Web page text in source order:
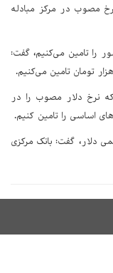
نرخ مصوب در مرکز مبادله
را تامین می‌کنیم، گفت:
نرخ دلار مصوب را در
اساسی را تامین کنیم.
دلار، گفت: بانک مرکزی